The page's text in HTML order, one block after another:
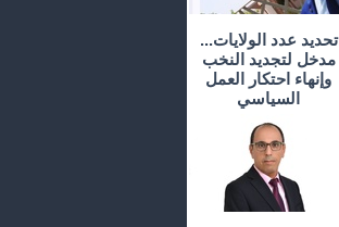
تحديد عدد الولايات...
مدخل لتجديد النخب
وإنهاء احتكار العمل
السياسي